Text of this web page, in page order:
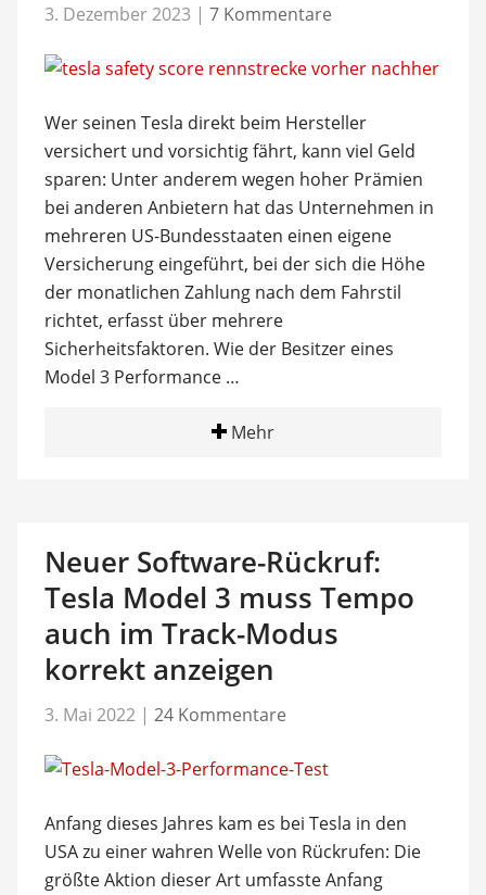
3. Dezember 2023 | 7 Kommentare
Wer seinen Tesla direkt beim Hersteller
versichert und vorsichtig fährt, kann viel Geld
sparen: Unter anderem wegen hoher Prämien
bei anderen Anbietern hat das Unternehmen in
mehreren US-Bundesstaaten einen eigene
Versicherung eingeführt, bei der sich die Höhe
der monatlichen Zahlung nach dem Fahrstil
richtet, erfasst über mehrere
Sicherheitsfaktoren. Wie der Besitzer eines
Model 3 Performance …
Mehr
Neuer Software-Rückruf:
Tesla Model 3 muss Tempo
auch im Track-Modus
korrekt anzeigen
3. Mai 2022 | 24 Kommentare
Anfang dieses Jahres kam es bei Tesla in den
USA zu einer wahren Welle von Rückrufen: Die
größte Aktion dieser Art umfasste Anfang